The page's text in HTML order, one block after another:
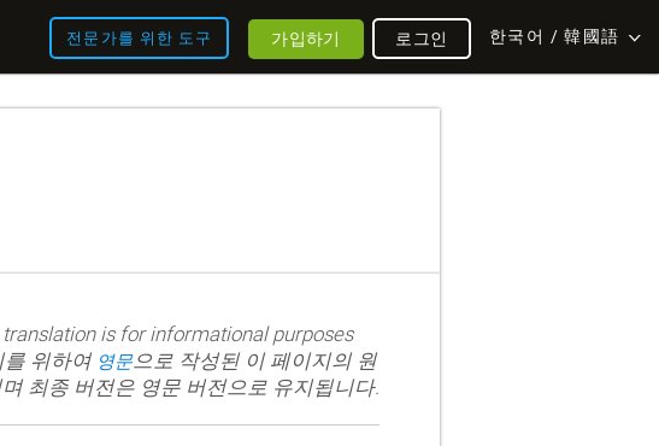
전문가를 위한 도구 한국어 / 韓國語
로그인
가입하기
is for informational purposes
를 위하여 영문으로 작성된 이 페이지의 원
최종 버전은 영문 버전으로 유지됩니다.